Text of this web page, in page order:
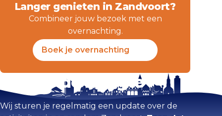
Langer genieten in Zandvoort?
Combineer jouw bezoek met een
overnachting.
Boek je overnachting
Blijf op de hoogte
Wij sturen je regelmatig een update over de